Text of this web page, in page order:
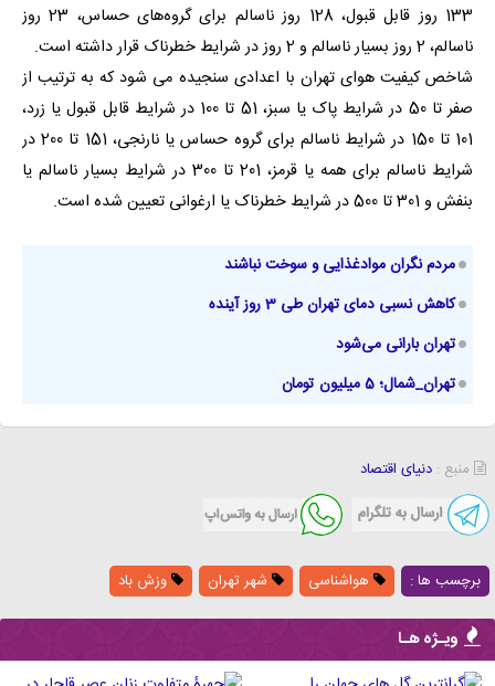
133 روز قابل قبول، 128 روز ناسالم برای گروه‌های حساس، 23 روز
ناسالم، 2 روز بسیار ناسالم و 2 روز در شرایط خطرناک قرار داشته است.
شاخص کیفیت هوای تهران با اعدادی سنجیده می شود که به ترتیب از
صفر تا 50 در شرایط پاک یا سبز، 51 تا 100 در شرایط قابل قبول یا زرد،
101 تا 150 در شرایط ناسالم برای گروه حساس یا نارنجی، 151 تا 200 در
شرایط ناسالم برای همه یا قرمز، 201 تا 300 در شرایط بسیار ناسالم یا
بنفش و 301 تا 500 در شرایط خطرناک یا ارغوانی تعیین شده است.
مردم نگران موادغذایی و سوخت نباشند
کاهش نسبی دمای تهران طی 3 روز آینده
تهران بارانی می‌شود
تهران_شمال؛ 5 میلیون تومان
منبع : دنیای اقتصاد
برچسب ها : هواشناسی شهر تهران وزش باد
ویـژه هـا